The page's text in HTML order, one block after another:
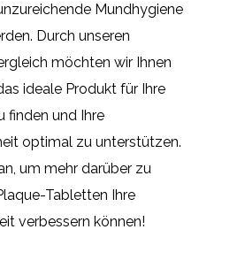
Mundhygiene
Durch unseren
möchten wir Ihnen
ideale Produkt für Ihre
finden und Ihre
optimal zu unterstützen.
um mehr darüber zu
Tabletten Ihre
verbessern können!